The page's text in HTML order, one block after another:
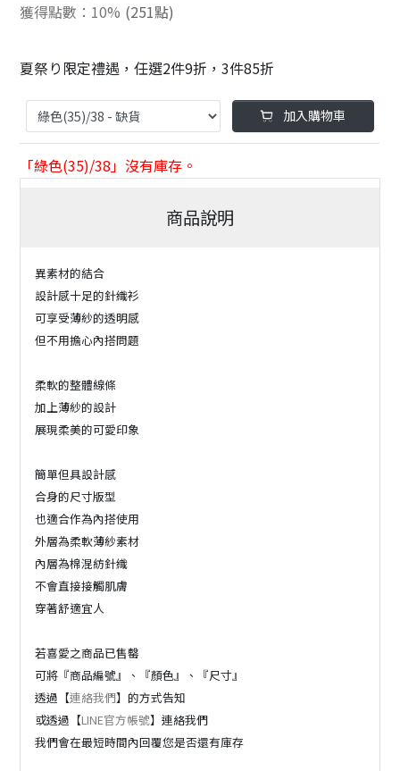
獲得點數：10% (251點)
夏祭り限定禮遇，任選2件9折，3件85折
加入購物車
「綠色(35)/38」沒有庫存。
商品說明
異素材的結合
設計感十足的針織衫
可享受薄紗的透明感
但不用擔心內搭問題
柔軟的整體線條
加上薄紗的設計
展現柔美的可愛印象
簡單但具設計感
合身的尺寸版型
也適合作為內搭使用
外層為柔軟薄紗素材
內層為棉混紡針織
不會直接接觸肌膚
穿著舒適宜人
若喜愛之商品已售罄
可將『商品編號』、『顏色』、『尺寸』
透過【連絡我們】的方式告知
或透過【LINE官方帳號】連絡我們
我們會在最短時間內回覆您是否還有庫存